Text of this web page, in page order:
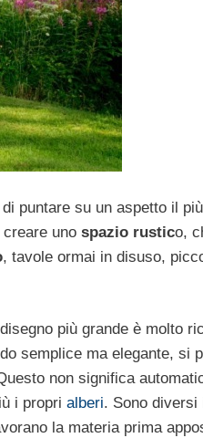
puntare su un aspetto il
uno spazio rustico,
, tavole ormai in disuso,
più grande è molto
semplice ma elegante, si
non significa
i propri alberi. Sono diversi
la materia prima